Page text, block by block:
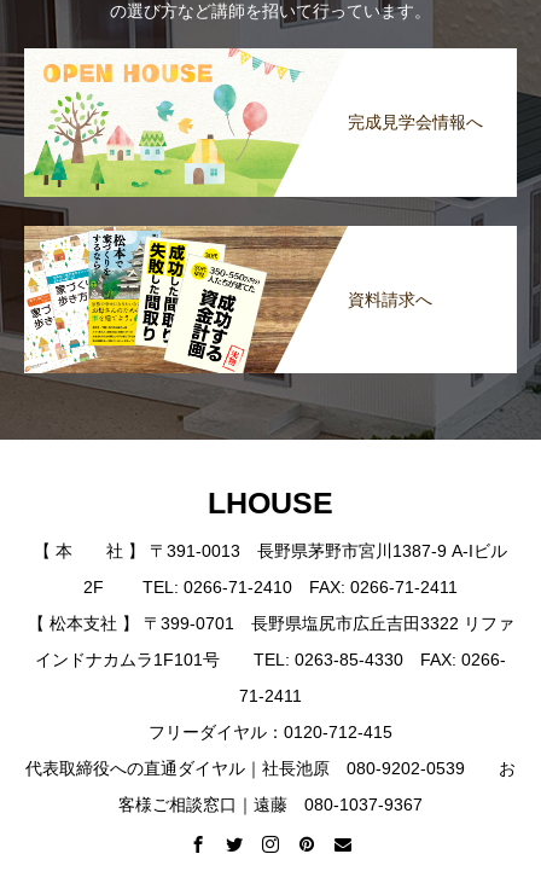
の選び方など講師を招いて行っています。
完成見学会情報へ
資料請求へ
LHOUSE
【 本 社 】 〒391-0013 長野県茅野市宮川1387-9 A-Iビル
2F TEL: 0266-71-2410 FAX: 0266-71-2411
【 松本支社 】 〒399-0701 長野県塩尻市広丘吉田3322 リファ
インドナカムラ1F101号 TEL: 0263-85-4330 FAX: 0266-
71-2411
フリーダイヤル：0120-712-415
代表取締役への直通ダイヤル｜社長池原 080-9202-0539 お
客様ご相談窓口｜遠藤 080-1037-9367